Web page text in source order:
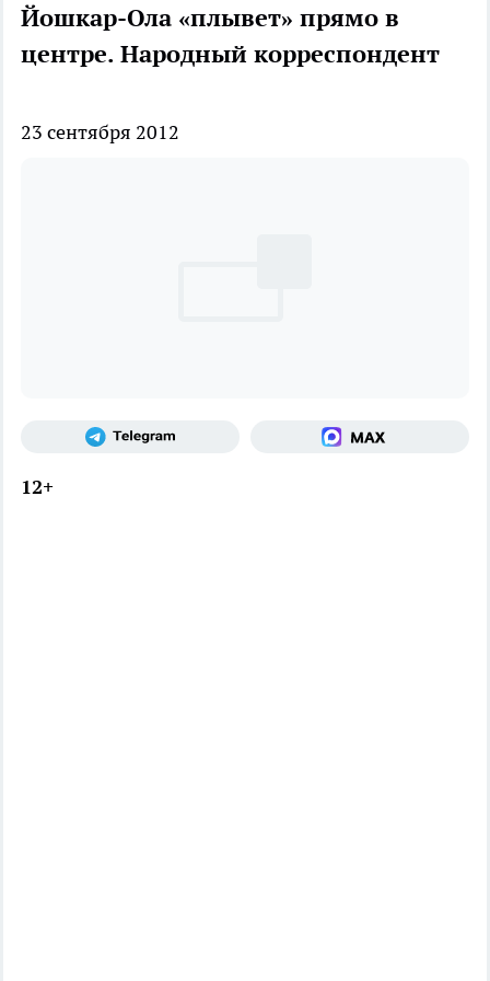
Йошкар-Ола «плывет» прямо в
центре. Народный корреспондент
23 сентября 2012
12+